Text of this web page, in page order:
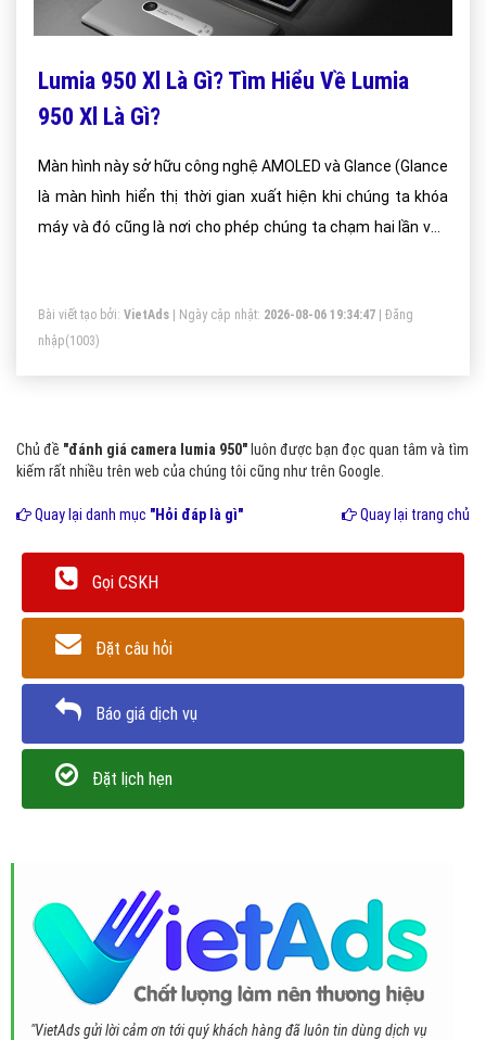
Lumia 950 Xl Là Gì? Tìm Hiểu Về Lumia
950 Xl Là Gì?
Màn hình này sở hữu công nghệ AMOLED và Glance (Glance
là màn hình hiển thị thời gian xuất hiện khi chúng ta khóa
máy và đó cũng là nơi cho phép chúng ta chạm hai lần vào
Bài viết tạo bởi: VietAds | Ngày cập nhật: 2026-08-06 19:34:47
Đăng
nhập(1003)
Chủ đề "đánh giá camera lumia 950" luôn được bạn đọc quan tâm và tìm
kiếm rất nhiều trên web của chúng tôi cũng như trên Google.
Quay lại danh mục "Hỏi đáp là gì" Quay lại trang chủ
Gọi CSKH
Đặt câu hỏi
Báo giá dịch vụ
Đặt lịch hẹn
"VietAds gửi lời cảm ơn tới quý khách hàng đã luôn tin dùng dịch vụ